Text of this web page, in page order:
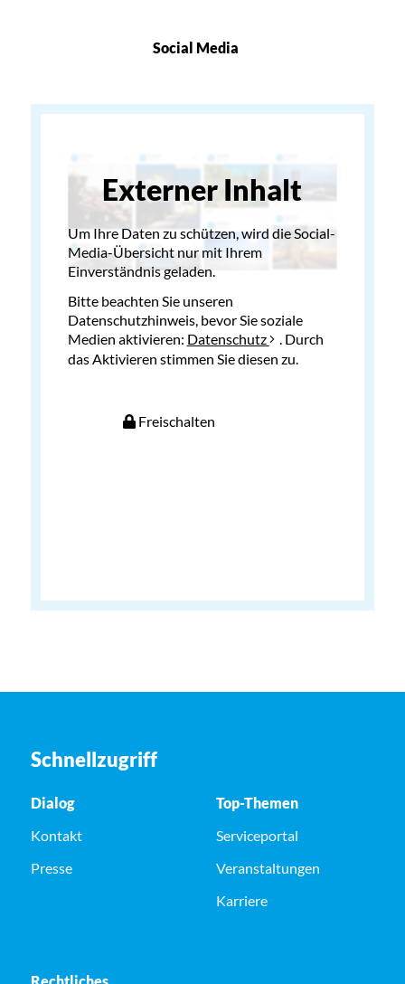
Social Media
Externer Inhalt
Um Ihre Daten zu schützen, wird die Social-
Media-Übersicht nur mit Ihrem
Einverständnis geladen.
Bitte beachten Sie unseren
Datenschutzhinweis, bevor Sie soziale
Medien aktivieren: Datenschutz
. Durch
das Aktivieren stimmen Sie diesen zu.
Freischalten
Schnellzugriff
Dialog
Kontakt
Presse
Top-Themen
Serviceportal
Veranstaltungen
Karriere